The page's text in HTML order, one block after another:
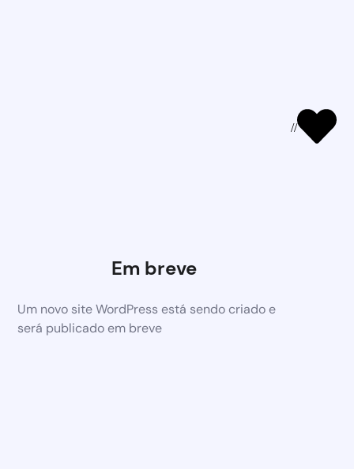
Em breve
Um novo site WordPress está sendo criado e
será publicado em breve
//